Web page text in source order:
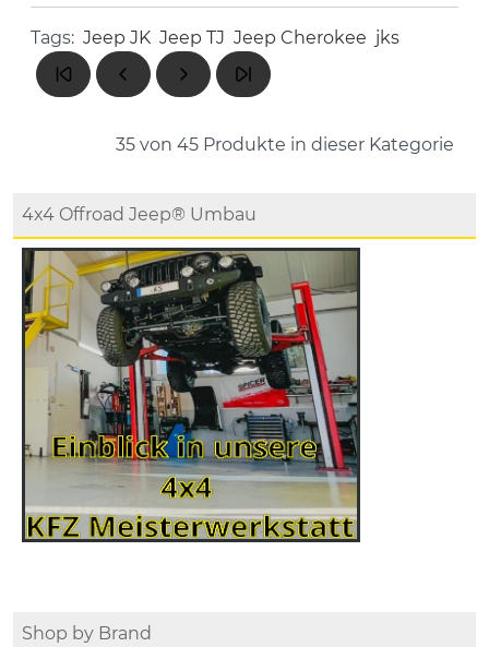
Tags: Jeep JK Jeep TJ Jeep Cherokee jks
35 von 45 Produkte in dieser Kategorie
4x4 Offroad Jeep® Umbau
Shop by Brand